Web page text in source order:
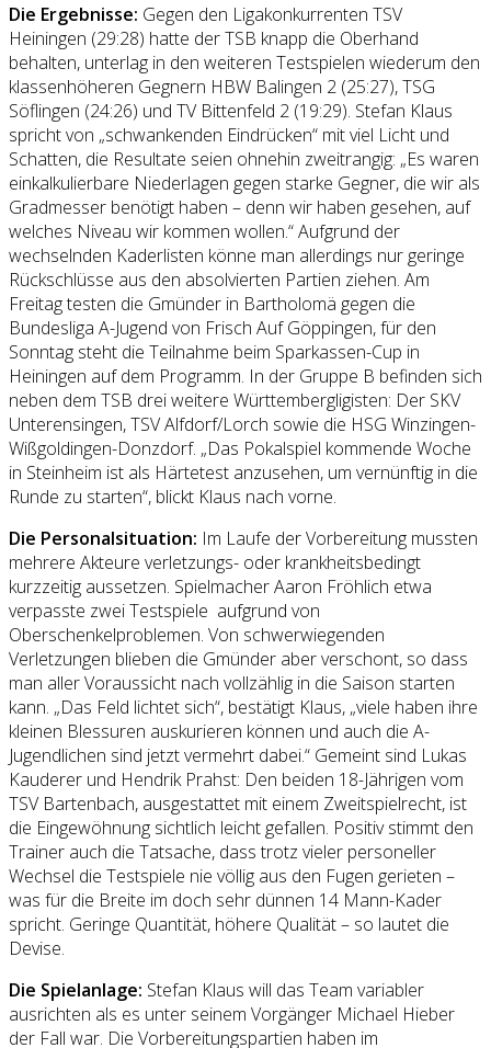
Die Ergebnisse: Gegen den Ligakonkurrenten TSV
Heiningen (29:28) hatte der TSB knapp die Oberhand
behalten, unterlag in den weiteren Testspielen wiederum den
klassenhöheren Gegnern HBW Balingen 2 (25:27), TSG
Söflingen (24:26) und TV Bittenfeld 2 (19:29). Stefan Klaus
spricht von „schwankenden Eindrücken“ mit viel Licht und
Schatten, die Resultate seien ohnehin zweitrangig: „Es waren
einkalkulierbare Niederlagen gegen starke Gegner, die wir als
Gradmesser benötigt haben – denn wir haben gesehen, auf
welches Niveau wir kommen wollen.“ Aufgrund der
wechselnden Kaderlisten könne man allerdings nur geringe
Rückschlüsse aus den absolvierten Partien ziehen. Am
Freitag testen die Gmünder in Bartholomä gegen die
Bundesliga A-Jugend von Frisch Auf Göppingen, für den
Sonntag steht die Teilnahme beim Sparkassen-Cup in
Heiningen auf dem Programm. In der Gruppe B befinden sich
neben dem TSB drei weitere Württembergligisten: Der SKV
Unterensingen, TSV Alfdorf/Lorch sowie die HSG Winzingen-
Wißgoldingen-Donzdorf. „Das Pokalspiel kommende Woche
in Steinheim ist als Härtetest anzusehen, um vernünftig in die
Runde zu starten“, blickt Klaus nach vorne.
Die Personalsituation: Im Laufe der Vorbereitung mussten
mehrere Akteure verletzungs- oder krankheitsbedingt
kurzzeitig aussetzen. Spielmacher Aaron Fröhlich etwa
verpasste zwei Testspiele aufgrund von
Oberschenkelproblemen. Von schwerwiegenden
Verletzungen blieben die Gmünder aber verschont, so dass
man aller Voraussicht nach vollzählig in die Saison starten
kann. „Das Feld lichtet sich“, bestätigt Klaus, „viele haben ihre
kleinen Blessuren auskurieren können und auch die A-
Jugendlichen sind jetzt vermehrt dabei.“ Gemeint sind Lukas
Kauderer und Hendrik Prahst: Den beiden 18-Jährigen vom
TSV Bartenbach, ausgestattet mit einem Zweitspielrecht, ist
die Eingewöhnung sichtlich leicht gefallen. Positiv stimmt den
Trainer auch die Tatsache, dass trotz vieler personeller
Wechsel die Testspiele nie völlig aus den Fugen gerieten –
was für die Breite im doch sehr dünnen 14 Mann-Kader
spricht. Geringe Quantität, höhere Qualität – so lautet die
Devise.
Die Spielanlage: Stefan Klaus will das Team variabler
ausrichten als es unter seinem Vorgänger Michael Hieber
der Fall war. Die Vorbereitungspartien haben im